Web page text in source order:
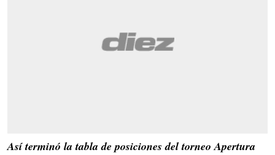
Así terminó la tabla de posiciones del torneo Apertura